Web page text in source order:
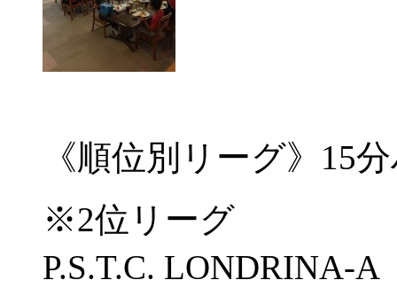
《順位別リーグ》15
※2位リーグ
P.S.T.C. LONDRINA-